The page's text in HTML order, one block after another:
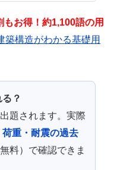
もお得！約1,100語の用
築構造がわかる基礎用
？
題されます。実際
重・耐震の過去
無料）で確認できま